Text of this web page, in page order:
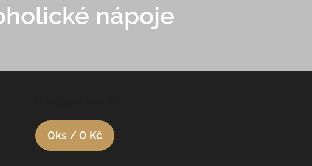
nápoje
0ks /0 Kč